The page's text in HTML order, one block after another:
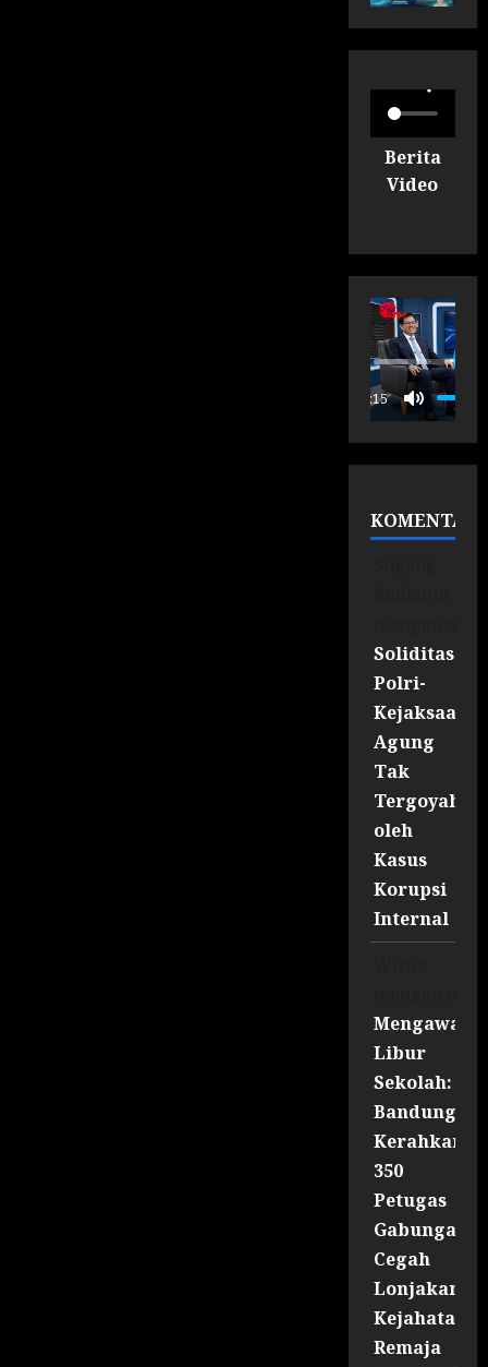
Berita
Video
00:15
KOMENTAR
Soliditas
Polri-
Kejaksaan
Agung
Tak
oleh
Kasus
Korupsi
Internal
Mengawal
Libur
Sekolah:
Bandung
Kerahkan
350
Petugas
Gabungan
Cegah
Lonjakan
Kejahatan
Remaja